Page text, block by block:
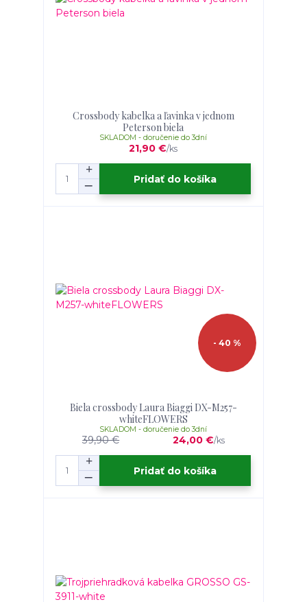
Crossbody kabelka a ľavinka v jednom
Peterson biela
21,90 €/ks
SKLADOM - doručenie do 3dní
Pridať do košíka
- 40 %
Biela crossbody Laura Biaggi DX-M257-
whiteFLOWERS
39,90 € 24,00 €/ks
SKLADOM - doručenie do 3dní
Pridať do košíka